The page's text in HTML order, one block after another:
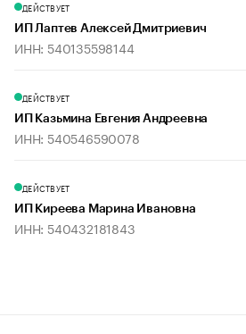
ДЕЙСТВУЕТ
ИП Лаптев Алексей Дмитриевич
ИНН: 540135598144
ДЕЙСТВУЕТ
ИП Казьмина Евгения Андреевна
ИНН: 540546590078
ДЕЙСТВУЕТ
ИП Киреева Марина Ивановна
ИНН: 540432181843